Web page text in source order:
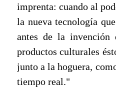
imprenta: cuando al
la nueva tecnología
antes de la
productos culturales
junto a la hoguera,
tiempo real."